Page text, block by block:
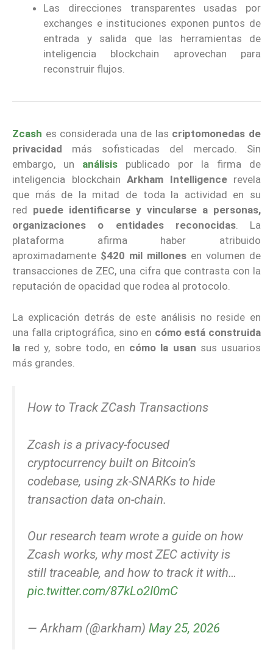
Las direcciones transparentes usadas por
exchanges e instituciones exponen puntos de
entrada y salida que las herramientas de
inteligencia blockchain aprovechan para
reconstruir flujos.
Zcash es considerada una de las criptomonedas de
privacidad más sofisticadas del mercado. Sin
embargo, un análisis
publicado por la firma de
inteligencia blockchain Arkham Intelligencerevela
que más de la mitad de toda la actividad en su
red puede identificarse y vincularse a personas,
organizaciones o entidades reconocidas. La
plataforma afirma haber atribuido
aproximadamente $420 mil millones en volumen de
transacciones de ZEC, una cifra que contrasta con la
reputación de opacidad que rodea al protocolo.
La explicación detrás de este análisis no reside en
una falla criptográfica, sino en cómo está construida
la red y, sobre todo, en cómo la usan sus usuarios
más grandes.
How to Track ZCash Transactions
Zcash is a privacy-focused
cryptocurrency built on Bitcoin’s
codebase, using zk-SNARKs to hide
transaction data on-chain.
Our research team wrote a guide on how
Zcash works, why most ZEC activity is
still traceable, and how to track it with…
pic.twitter.com/87kLo2I0mC
— Arkham (@arkham) May 25, 2026